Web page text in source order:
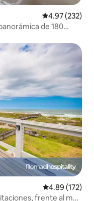
Calificación
4.97 (232)
Calificación
4.89 (172)
frente al mar,